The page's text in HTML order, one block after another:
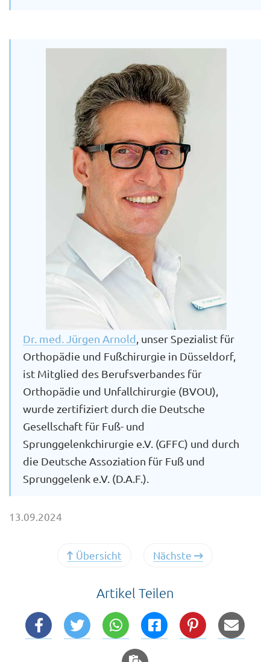
Dr. med. Jürgen Arnold , unser Spezialist für
Orthopädie und Fußchirurgie in Düsseldorf,
ist Mitglied des Berufsverbandes für
Orthopädie und Unfallchirurgie (BVOU),
wurde zertifiziert durch die Deutsche
Gesellschaft für Fuß- und
Sprunggelenkchirurgie e.V. (GFFC) und durch
die Deutsche Assoziation für Fuß und
Sprunggelenk e.V. (D.A.F.).
13.09.2024
Übersicht Nächste
Artikel Teilen